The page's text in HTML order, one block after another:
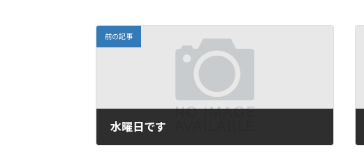
前の記事
水曜日です